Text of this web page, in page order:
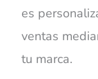
es
ventas
tu marca.